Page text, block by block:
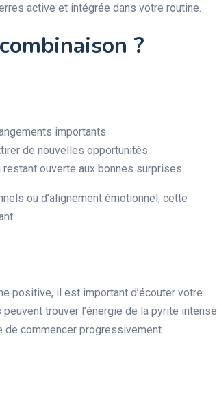
active et intégrée dans votre routine.
?
importants.
de nouvelles opportunités.
ouverte aux bonnes surprises.
ou d’alignement émotionnel, cette
positive, il est important d’écouter votre
trouver l’énergie de la pyrite intense
commencer progressivement.